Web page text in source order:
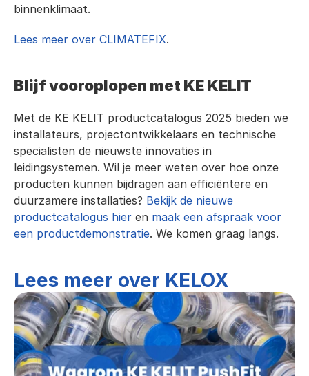
binnenklimaat.
Lees meer over CLIMATEFIX.
Blijf vooroplopen met KE KELIT
Met de KE KELIT productcatalogus 2025 bieden we
installateurs, projectontwikkelaars en technische
specialisten de nieuwste innovaties in
leidingsystemen. Wil je meer weten over hoe onze
producten kunnen bijdragen aan efficiëntere en
duurzamere installaties? Bekijk de nieuwe
productcatalogus hier en maak een afspraak voor
een productdemonstratie. We komen graag langs.
Lees meer over KELOX